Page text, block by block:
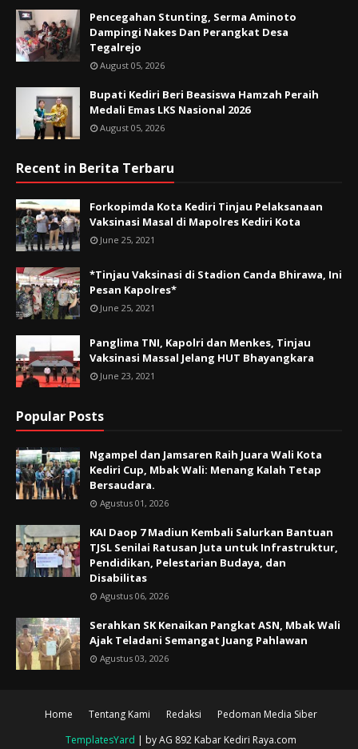
Pencegahan Stunting, Serma Aminoto
Dampingi Nakes Dan Perangkat Desa
Tegalrejo
August 05, 2026
Bupati Kediri Beri Beasiswa Hamzah Peraih
Medali Emas LKS Nasional 2026
August 05, 2026
Recent in Berita Terbaru
Forkopimda Kota Kediri Tinjau Pelaksanaan
Vaksinasi Masal di Mapolres Kediri Kota
June 25, 2021
*Tinjau Vaksinasi di Stadion Canda Bhirawa, Ini
Pesan Kapolres*
June 25, 2021
Panglima TNI, Kapolri dan Menkes, Tinjau
Vaksinasi Massal Jelang HUT Bhayangkara
June 23, 2021
Popular Posts
Ngampel dan Jamsaren Raih Juara Wali Kota
Kediri Cup, Mbak Wali: Menang Kalah Tetap
Bersaudara.
Agustus 01, 2026
KAI Daop 7 Madiun Kembali Salurkan Bantuan
TJSL Senilai Ratusan Juta untuk Infrastruktur,
Pendidikan, Pelestarian Budaya, dan
Disabilitas
Agustus 06, 2026
Serahkan SK Kenaikan Pangkat ASN, Mbak Wali
Ajak Teladani Semangat Juang Pahlawan
Agustus 03, 2026
Home Tentang Kami Redaksi
Pedoman Media Siber
TemplatesYard | by AG 892 Kabar Kediri Raya.com